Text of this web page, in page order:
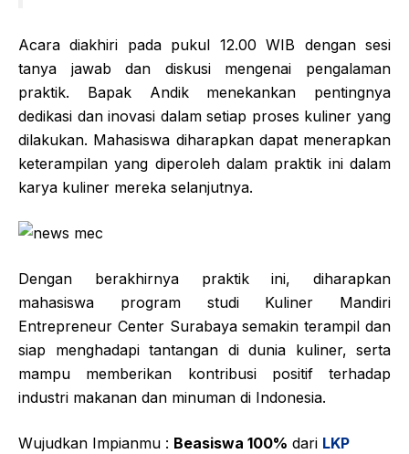
Acara diakhiri pada pukul 12.00 WIB dengan sesi
tanya jawab dan diskusi mengenai pengalaman
praktik. Bapak Andik menekankan pentingnya
dedikasi dan inovasi dalam setiap proses kuliner yang
dilakukan. Mahasiswa diharapkan dapat menerapkan
keterampilan yang diperoleh dalam praktik ini dalam
karya kuliner mereka selanjutnya.
Dengan berakhirnya praktik ini, diharapkan
mahasiswa program studi Kuliner Mandiri
Entrepreneur Center Surabaya semakin terampil dan
siap menghadapi tantangan di dunia kuliner, serta
mampu memberikan kontribusi positif terhadap
industri makanan dan minuman di Indonesia.
Wujudkan Impianmu : Beasiswa 100% dari LKP